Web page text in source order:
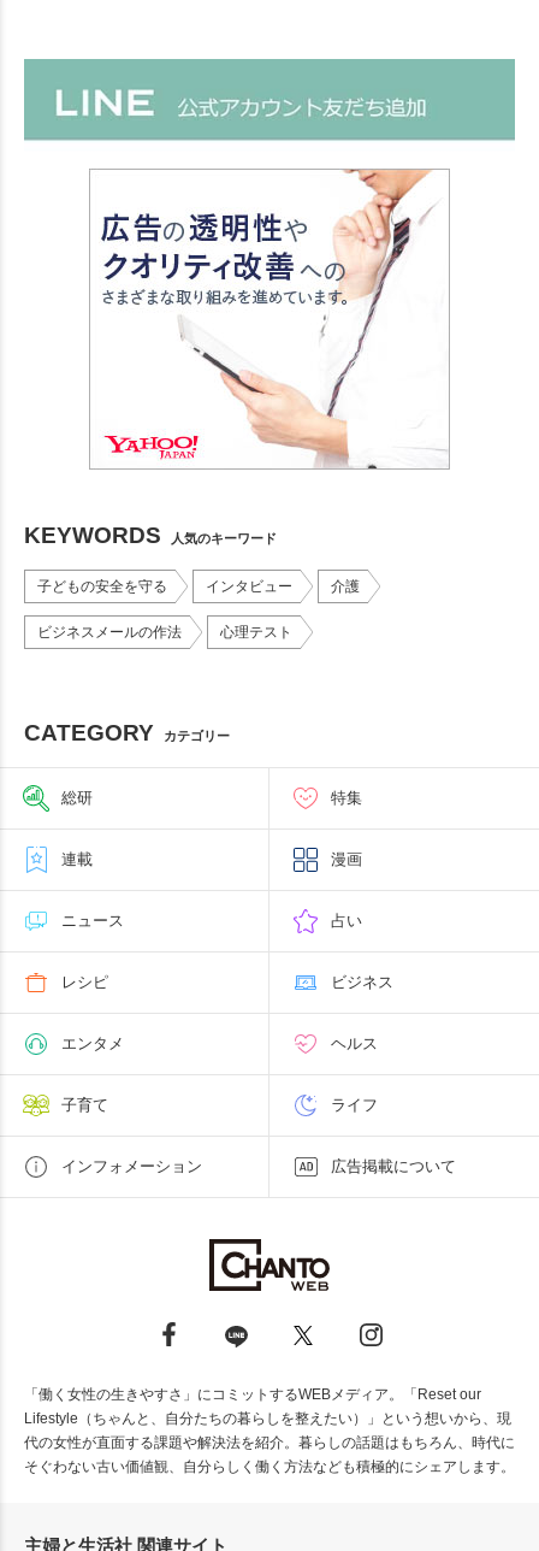
KEYWORDS 人気のキーワード
子どもの安全を守る インタビュー 介護
ビジネスメールの作法 心理テスト
CATEGORY カテゴリー
総研 特集
連載 漫画
ニュース 占い
レシピ ビジネス
エンタメ ヘルス
子育て ライフ
インフォメーション 広告掲載について
「働く女性の生きやすさ」にコミットするWEBメディア。「Reset our
Lifestyle（ちゃんと、自分たちの暮らしを整えたい）」という想いから、現
代の女性が直面する課題や解決法を紹介。暮らしの話題はもちろん、時代に
そぐわない古い価値観、自分らしく働く方法なども積極的にシェアします。
主婦と生活社 関連サイト